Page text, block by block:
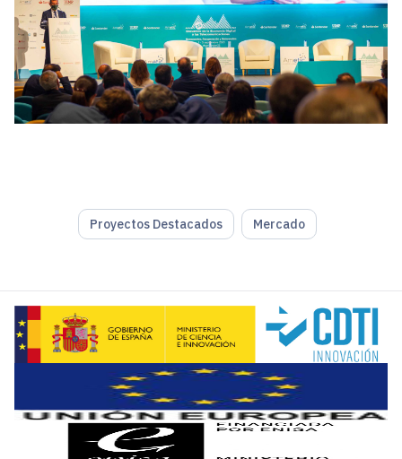
Pedro Mier describe los Fondos de Recuperación como
En las pasadas ediciones del encuentro, Ametic propuso
“Pero ahora empieza lo más complicado, que es jugar el
Proyectos Destacados Mercado